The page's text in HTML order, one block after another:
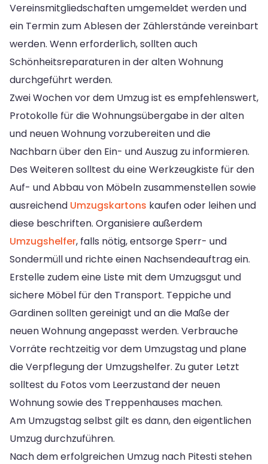
Vereinsmitgliedschaften umgemeldet werden und
ein Termin zum Ablesen der Zählerstände vereinbart
werden. Wenn erforderlich, sollten auch
Schönheitsreparaturen in der alten Wohnung
durchgeführt werden.
Zwei Wochen vor dem Umzug ist es empfehlenswert,
Protokolle für die Wohnungsübergabe in der alten
und neuen Wohnung vorzubereiten und die
Nachbarn über den Ein- und Auszug zu informieren.
Des Weiteren solltest du eine Werkzeugkiste für den
Auf- und Abbau von Möbeln zusammenstellen sowie
ausreichend Umzugskartons kaufen oder leihen und
diese beschriften. Organisiere außerdem
Umzugshelfer, falls nötig, entsorge Sperr- und
Sondermüll und richte einen Nachsendeauftrag ein.
Erstelle zudem eine Liste mit dem Umzugsgut und
sichere Möbel für den Transport. Teppiche und
Gardinen sollten gereinigt und an die Maße der
neuen Wohnung angepasst werden. Verbrauche
Vorräte rechtzeitig vor dem Umzugstag und plane
die Verpflegung der Umzugshelfer. Zu guter Letzt
solltest du Fotos vom Leerzustand der neuen
Wohnung sowie des Treppenhauses machen.
Am Umzugstag selbst gilt es dann, den eigentlichen
Umzug durchzuführen.
Nach dem erfolgreichen Umzug nach Pitesti stehen